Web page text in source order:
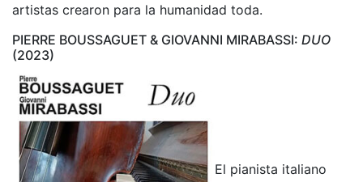
artistas crearon para la humanidad toda.
PIERRE BOUSSAGUET & GIOVANNI MIRABASSI: DUO
(2023)
El pianista italiano